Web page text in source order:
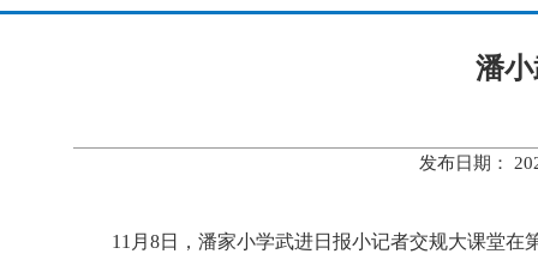
潘
发布日期：
11月8日，潘家小学武进日报小记者交规大课堂